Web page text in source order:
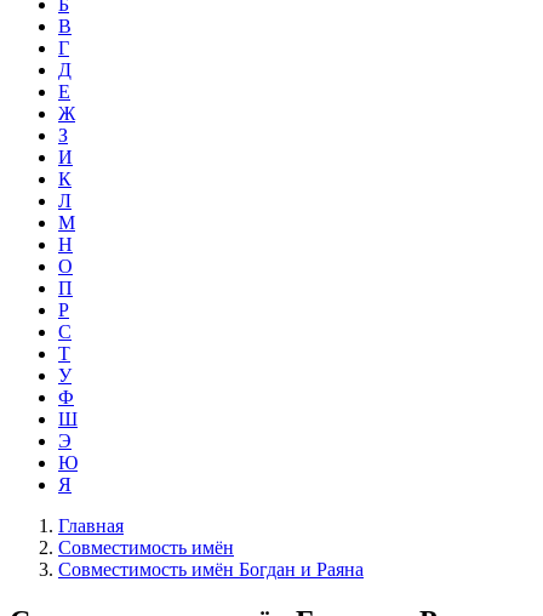
Б
В
Г
Д
Е
Ж
З
И
К
Л
М
Н
О
П
Р
С
Т
У
Ф
Ш
Э
Ю
Я
Главная
Совместимость имён
Совместимость имён Богдан и Раяна